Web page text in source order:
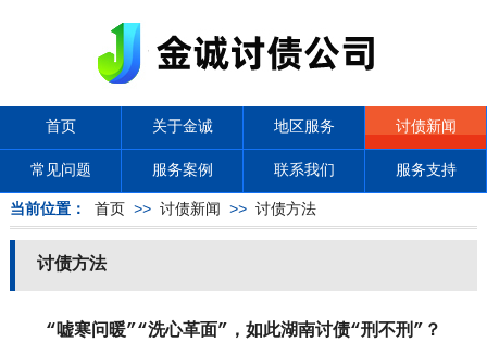
首页 关于金诚 地区服务 讨债新闻
常见问题 服务案例 联系我们 服务支持
当前位置： 首页 >> 讨债新闻 >> 讨债方法
讨债方法
“嘘寒问暖”“洗心革面”，如此湖南讨债“刑不刑”？